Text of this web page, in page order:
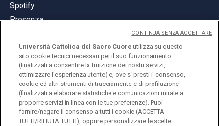
Spotify
Presenza
© Università Cattolica del Sacro Cuore
Largo A. Gemelli 1, 20123 Milano
PI 02133120150
Università Cattolica del Sacro Cuore utilizza su questo
sito cookie tecnici necessari per il suo funzionamento
(finalizzati a consentire la fruizione dei nostri servizi,
ottimizzare l'esperienza utente) e, ove si presti il consenso,
cookie ed altri strumenti di tracciamento e di profilazione
(finalizzati a elaborare statistiche e comunicazioni mirate a
proporre servizi in linea con le tue preferenze). Puoi
fornire/negare il consenso a tutti i cookie (ACCETTA
TUTTI/RIFIUTA TUTTI), oppure personalizzare le scelte
CONTINUA SENZA ACCETTARE